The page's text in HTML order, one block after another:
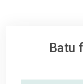
Batu